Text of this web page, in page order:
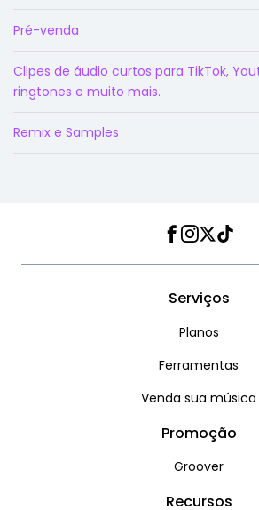
Pré-venda
Clipes de áudio curtos para TikTok,
ringtones e muito mais.
Remix e Samples
Facebook
Serviços
Planos
Ferramentas
Venda sua música
Promoção
Groover
Recursos